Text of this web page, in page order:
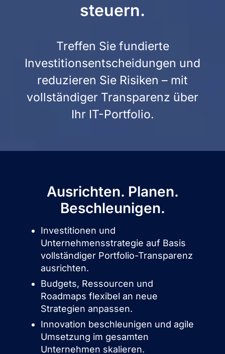
steuern.
Treffen Sie fundierte
Investitionsentscheidungen und
reduzieren Sie Risiken – mit
vollständiger Transparenz über
Ihr IT-Portfolio.
Ausrichten. Planen.
Beschleunigen.
Investitionen und
Unternehmensstrategie auf Basis
vollständiger Portfolio-Transparenz
ausrichten.
Budgets, Ressourcen und
Roadmaps flexibel an neue
Strategien anpassen.
Innovation beschleunigen und agile
Umsetzung im gesamten
Unternehmen skalieren.